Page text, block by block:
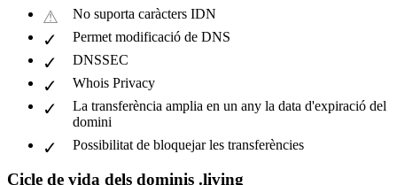
No suporta caràcters IDN
Permet modificació de DNS
DNSSEC
Whois Privacy
La transferència amplia en un any la data d'expiració del
domini
Possibilitat de bloquejar les transferències
Cicle de vida dels dominis .living